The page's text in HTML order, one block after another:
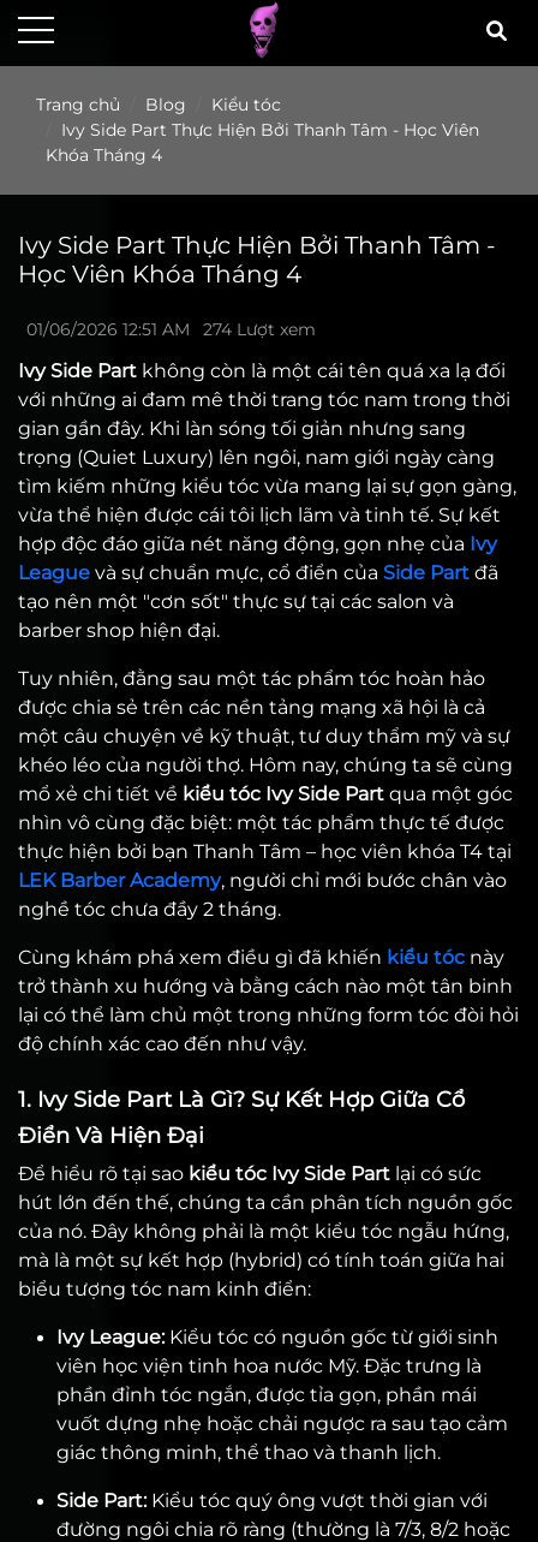
Trang chủ Blog
Kiểu tóc
Ivy Side Part Thực Hiện Bởi Thanh Tâm - Học Viên
Khóa Tháng 4
Ivy Side Part Thực Hiện Bởi Thanh Tâm -
Học Viên Khóa Tháng 4
01/06/2026 12:51 AM 274 Lượt xem
Ivy Side Part không còn là một cái tên quá xa lạ đối
với những ai đam mê thời trang tóc nam trong thời
gian gần đây. Khi làn sóng tối giản nhưng sang
trọng (Quiet Luxury) lên ngôi, nam giới ngày càng
tìm kiếm những kiểu tóc vừa mang lại sự gọn gàng,
vừa thể hiện được cái tôi lịch lãm và tinh tế. Sự kết
hợp độc đáo giữa nét năng động, gọn nhẹ của Ivy
League và sự chuẩn mực, cổ điển của Side Part đã
tạo nên một "cơn sốt" thực sự tại các salon và
barber shop hiện đại.
Tuy nhiên, đằng sau một tác phẩm tóc hoàn hảo
được chia sẻ trên các nền tảng mạng xã hội là cả
một câu chuyện về kỹ thuật, tư duy thẩm mỹ và sự
khéo léo của người thợ. Hôm nay, chúng ta sẽ cùng
mổ xẻ chi tiết về kiểu tóc Ivy Side Part qua một góc
nhìn vô cùng đặc biệt: một tác phẩm thực tế được
thực hiện bởi bạn Thanh Tâm – học viên khóa T4 tại
LEK Barber Academy, người chỉ mới bước chân vào
nghề tóc chưa đầy 2 tháng.
Cùng khám phá xem điều gì đã khiến kiểu tóc này
trở thành xu hướng và bằng cách nào một tân binh
lại có thể làm chủ một trong những form tóc đòi hỏi
độ chính xác cao đến như vậy.
1. Ivy Side Part Là Gì? Sự Kết Hợp Giữa Cổ
Điển Và Hiện Đại
Để hiểu rõ tại sao kiểu tóc Ivy Side Part lại có sức
hút lớn đến thế, chúng ta cần phân tích nguồn gốc
của nó. Đây không phải là một kiểu tóc ngẫu hứng,
mà là một sự kết hợp (hybrid) có tính toán giữa hai
biểu tượng tóc nam kinh điển:
Ivy League:Kiểu tóc có nguồn gốc từ giới sinh
viên học viện tinh hoa nước Mỹ. Đặc trưng là
phần đỉnh tóc ngắn, được tỉa gọn, phần mái
vuốt dựng nhẹ hoặc chải ngược ra sau tạo cảm
giác thông minh, thể thao và thanh lịch.
Side Part:Kiểu tóc quý ông vượt thời gian với
đường ngôi chia rõ ràng (thường là 7/3, 8/2 hoặc